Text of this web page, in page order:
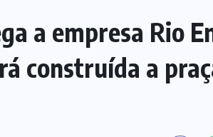
a empresa Rio
construída a